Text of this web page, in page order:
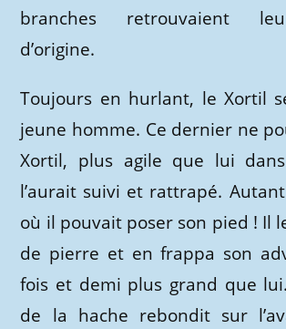
branches retrouvaient
d’origine.
Toujours en hurlant, le Xortil
jeune homme. Ce dernier ne
Xortil, plus agile que lui
l’aurait suivi et rattrapé.
où il pouvait poser son pied ! Il
de pierre et en frappa son
fois et demi plus grand que
de la hache rebondit sur